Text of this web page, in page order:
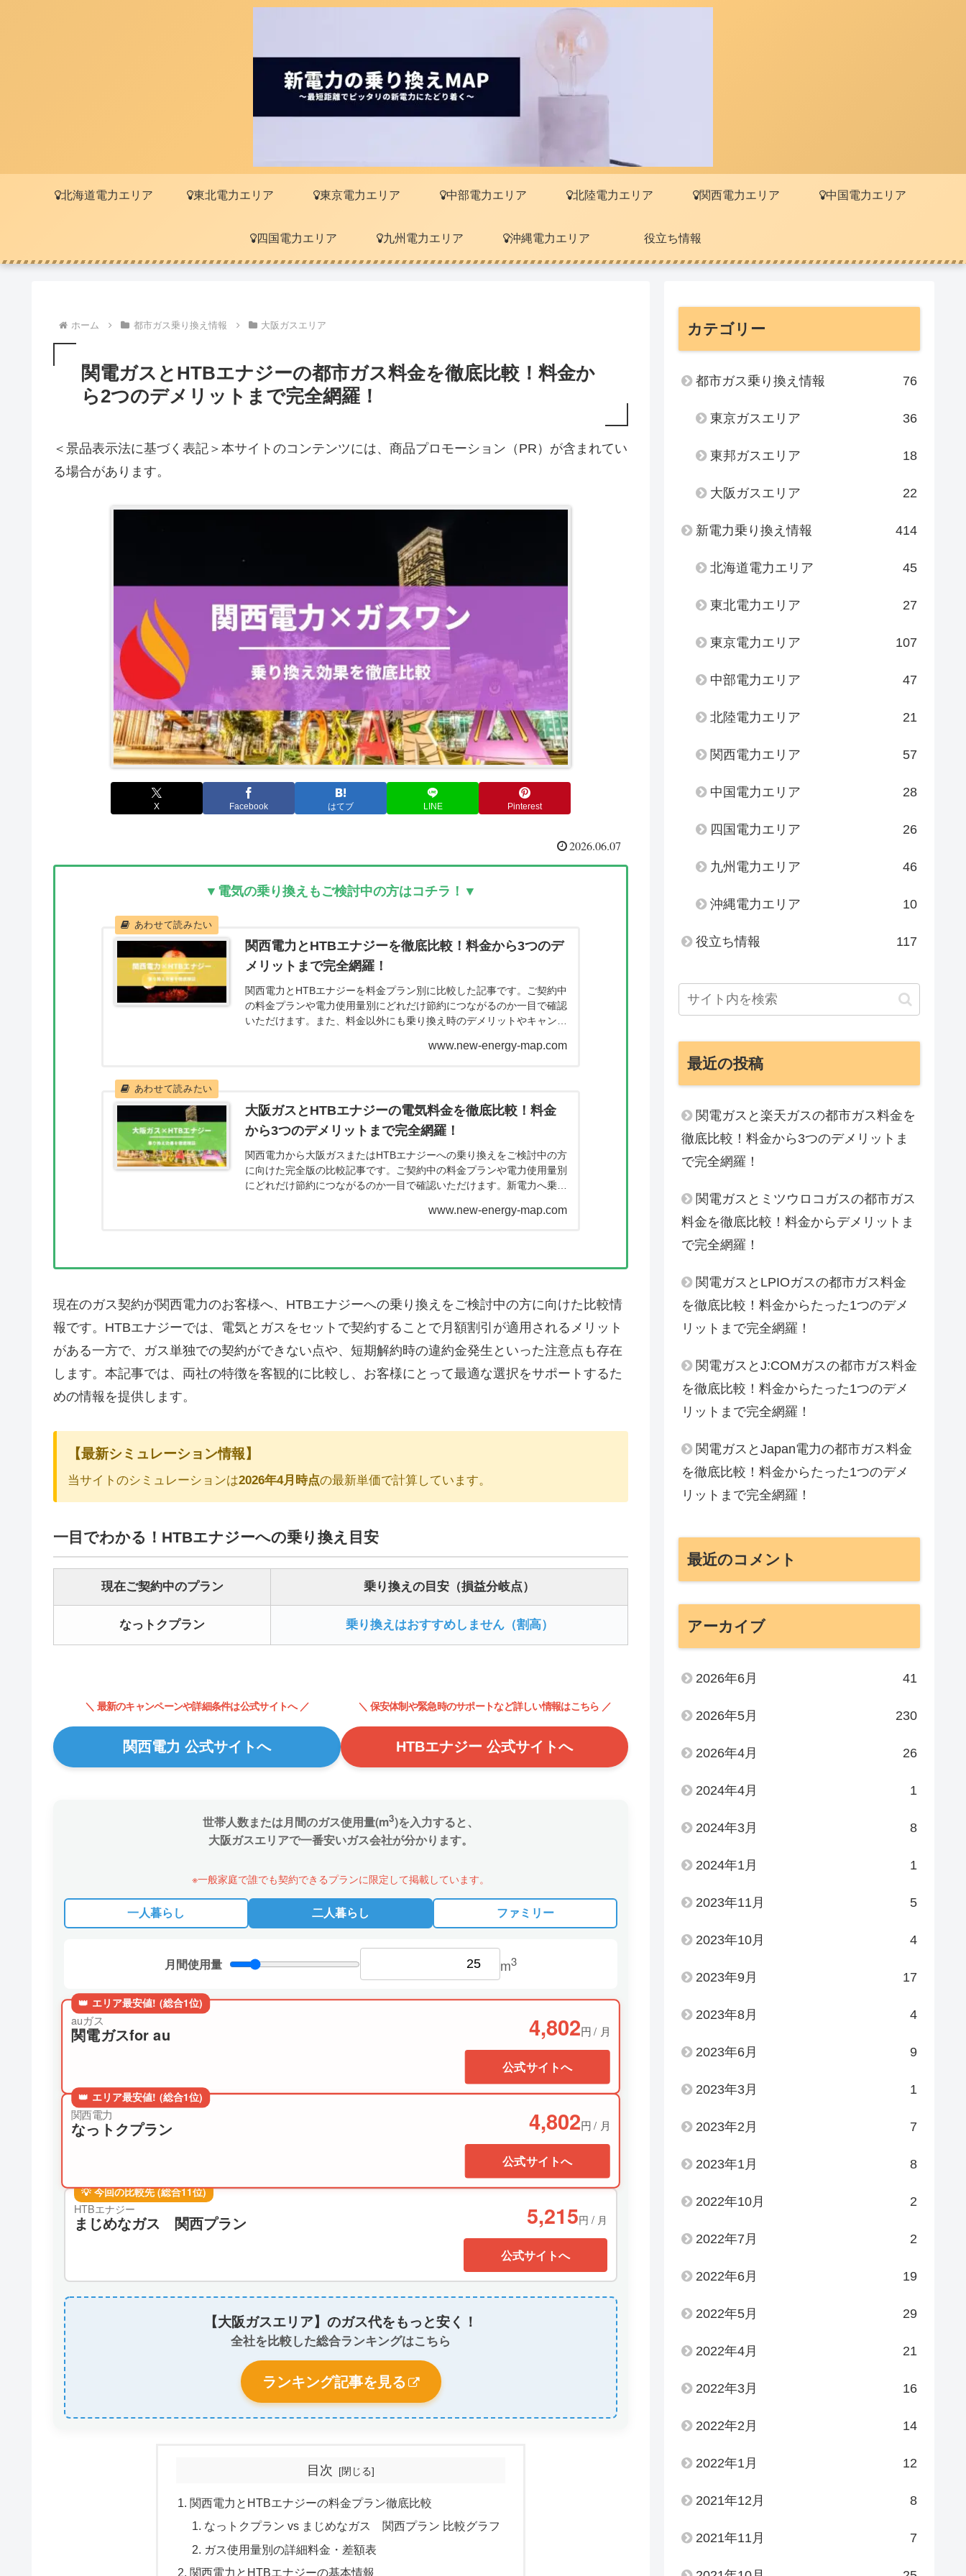
北海道電力エリア 東北電力エリア 東京電力エリア 中部電力エリア 北陸電力エリア 関西電力エリア 中国電力エリア
四国電力エリア 九州電力エリア 沖縄電力エリア 役立ち情報
ホーム 都市ガス乗り換え情報 大阪ガスエリア
関電ガスとHTBエナジーの都市ガス料金を徹底比較！料金か
ら2つのデメリットまで完全網羅！
＜景品表示法に基づく表記＞本サイトのコンテンツには、商品プロモーション（PR）が含まれてい
る場合があります。
X Facebook はてブ LINE Pinterest
2026.06.07
▼電気の乗り換えもご検討中の方はコチラ！▼
関西電力とHTBエナジーを徹底比較！料金から3つのデ
メリットまで完全網羅！
関西電力とHTBエナジーを料金プラン別に比較した記事です。ご契約中
の料金プランや電力使用量別にどれだけ節約につながるのか一目で確認
いただけます。また、料金以外にも乗り換え時のデメリットやキャンペ
www.new-energy-map.com
大阪ガスとHTBエナジーの電気料金を徹底比較！料金
から3つのデメリットまで完全網羅！
関西電力から大阪ガスまたはHTBエナジーへの乗り換えをご検討中の方
に向けた完全版の比較記事です。ご契約中の料金プランや電力使用量別
にどれだけ節約につながるのか一目で確認いただけます。新電力へ乗り
乗り換え前に当記事で料金を確認ください。www.new-energy-map.com
現在のガス契約が関西電力のお客様へ、HTBエナジーへの乗り換えをご検討中の方に向けた比較情
報です。HTBエナジーでは、電気とガスをセットで契約することで月額割引が適用されるメリット
がある一方で、ガス単独での契約ができない点や、短期解約時の違約金発生といった注意点も存在
します。本記事では、両社の特徴を客観的に比較し、お客様にとって最適な選択をサポートするた
めの情報を提供します。
【最新シミュレーション情報】
当サイトのシミュレーションは2026年4月時点の最新単価で計算しています。
一目でわかる！HTBエナジーへの乗り換え目安
現在ご契約中のプラン 乗り換えの目安（損益分岐点）
なっトクプラン 乗り換えはおすすめしません（割高）
＼ 最新のキャンペーンや詳細条件は公式サイトへ ／
関西電力 公式サイトへ
＼ 保安体制や緊急時のサポートなど詳しい情報はこちら ／
HTBエナジー 公式サイトへ
世帯人数または月間のガス使用量(m3)を入力すると、
大阪ガスエリアで一番安いガス会社が分かります。
※一般家庭で誰でも契約できるプランに限定して掲載しています。
一人暮らし 二人暮らし ファミリー
月間使用量 m3
👑 エリア最安値! (総合1位)
auガス
関電ガスfor au 4,802円 / 月
公式サイトへ
👑 エリア最安値! (総合1位)
関西電力
なっトクプラン 4,802円 / 月
公式サイトへ
💡 今回の比較先 (総合11位)
HTBエナジー
まじめなガス 関西プラン 5,215円 / 月
公式サイトへ
【大阪ガスエリア】のガス代をもっと安く！
全社を比較した総合ランキングはこちら
ランキング記事を見る
目次
関西電力とHTBエナジーの料金プラン徹底比較
なっトクプラン vs まじめなガス 関西プラン 比較グラフ
ガス使用量別の詳細料金・差額表
関西電力とHTBエナジーの基本情報
カテゴリー
都市ガス乗り換え情報 76
東京ガスエリア 36
東邦ガスエリア 18
大阪ガスエリア 22
新電力乗り換え情報 414
北海道電力エリア 45
東北電力エリア 27
東京電力エリア 107
中部電力エリア 47
北陸電力エリア 21
関西電力エリア 57
中国電力エリア 28
四国電力エリア 26
九州電力エリア 46
沖縄電力エリア 10
役立ち情報 117
最近の投稿
関電ガスと楽天ガスの都市ガス料金を
徹底比較！料金から3つのデメリットま
で完全網羅！
関電ガスとミツウロコガスの都市ガス
料金を徹底比較！料金からデメリットま
で完全網羅！
関電ガスとLPIOガスの都市ガス料金
を徹底比較！料金からたった1つのデメ
リットまで完全網羅！
関電ガスとJ:COMガスの都市ガス料金
を徹底比較！料金からたった1つのデメ
リットまで完全網羅！
関電ガスとJapan電力の都市ガス料金
を徹底比較！料金からたった1つのデメ
リットまで完全網羅！
最近のコメント
アーカイブ
2026年6月 41
2026年5月 230
2026年4月 26
2024年4月 1
2024年3月 8
2024年1月 1
2023年11月 5
2023年10月 4
2023年9月 17
2023年8月 4
2023年6月 9
2023年3月 1
2023年2月 7
2023年1月 8
2022年10月 2
2022年7月 2
2022年6月 19
2022年5月 29
2022年4月 21
2022年3月 16
2022年2月 14
2022年1月 12
2021年12月 8
2021年11月 7